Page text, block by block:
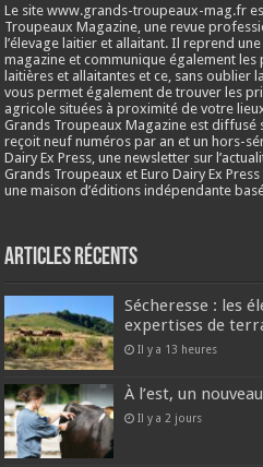
Le site www.grands-troupeaux-mag.fr
Troupeaux Magazine, une revue
l’élevage laitier et allaitant. Il reprend
magazine et communique également
laitières et allaitantes et ce, sans oublier
vous permet également de trouver les
agricole situées à proximité de votre
Grands Troupeaux Magazine est diffusé
reçoit neuf numéros par an et un hors-
Dairy Ex Press, une newsletter sur
Grands Troupeaux et Euro Dairy Ex
une maison d’éditions indépendante
Articles récents
Sécheresse : les
expertises de
Il y a 13 heures
À l’est, un
Il y a 2 jours